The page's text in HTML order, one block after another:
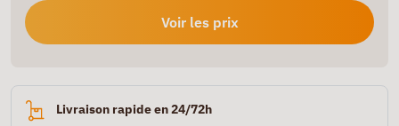
Voir les prix
Livraison rapide en 24/72h